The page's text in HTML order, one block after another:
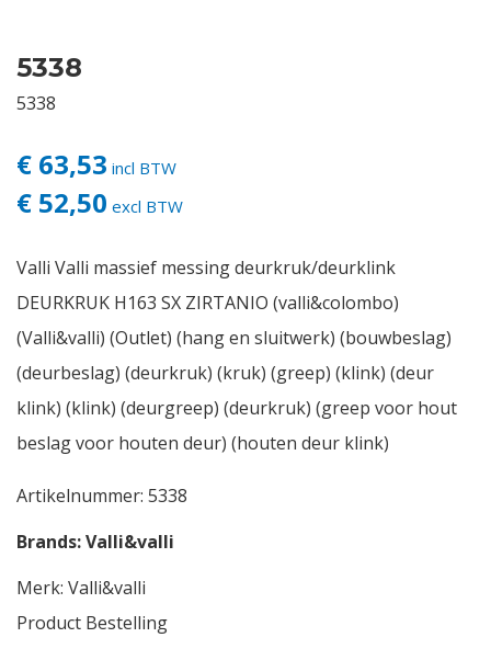
5338
5338
€ 63,53 incl BTW
€ 52,50 excl BTW
Valli Valli massief messing deurkruk/deurklink
DEURKRUK H163 SX ZIRTANIO (valli&colombo)
(Valli&valli) (Outlet) (hang en sluitwerk) (bouwbeslag)
(deurbeslag) (deurkruk) (kruk) (greep) (klink) (deur
klink) (klink) (deurgreep) (deurkruk) (greep voor hout
beslag voor houten deur) (houten deur klink)
Artikelnummer: 5338
Brands:Valli&valli
Merk: Valli&valli
Product Bestelling